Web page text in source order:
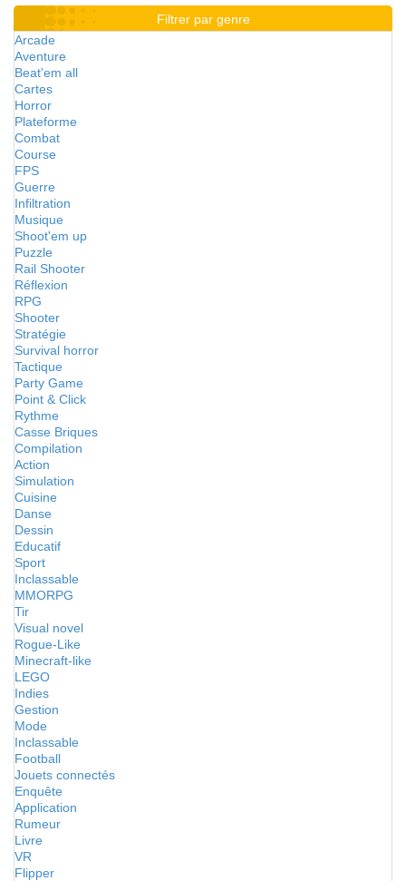
Filtrer par genre
Arcade
Aventure
Beat'em all
Cartes
Horror
Plateforme
Combat
Course
FPS
Guerre
Infiltration
Musique
Shoot'em up
Puzzle
Rail Shooter
Réflexion
RPG
Shooter
Stratégie
Survival horror
Tactique
Party Game
Point & Click
Rythme
Casse Briques
Compilation
Action
Simulation
Cuisine
Danse
Dessin
Educatif
Sport
Inclassable
MMORPG
Tir
Visual novel
Rogue-Like
Minecraft-like
LEGO
Indies
Gestion
Mode
Inclassable
Football
Jouets connectés
Enquête
Application
Rumeur
Livre
VR
Flipper